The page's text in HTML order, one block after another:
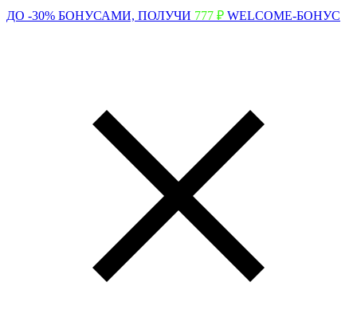
ДО -30% БОНУСАМИ, ПОЛУЧИ 777 ₽ WELCOME-БОНУС